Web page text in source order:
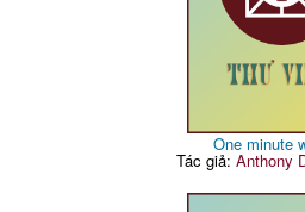
One minute
Tác giả: Anthony